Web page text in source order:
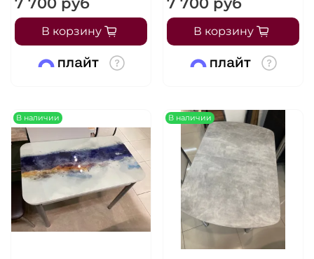
В корзину В корзину
В наличии В наличии